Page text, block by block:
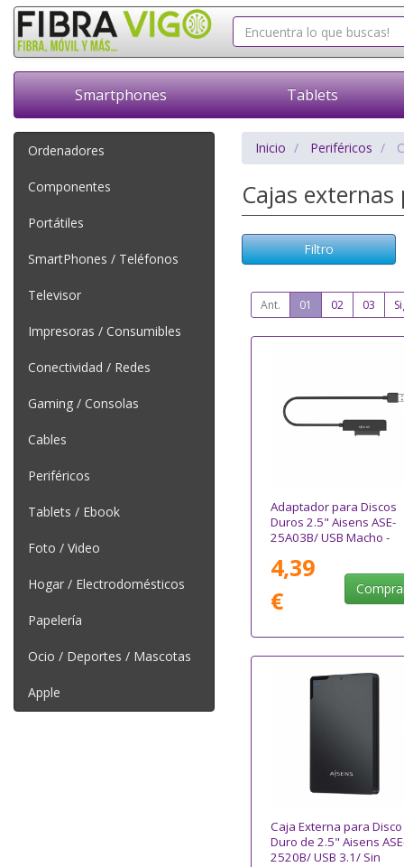
Smartphones Tablets
Ordenadores
Componentes
Portátiles
SmartPhones / Teléfonos
Televisor
Impresoras / Consumibles
Conectividad / Redes
Gaming / Consolas
Cables
Periféricos
Tablets / Ebook
Foto / Video
Hogar / Electrodomésticos
Papelería
Ocio / Deportes / Mascotas
Apple
Inicio Periféricos
Cajas
Filtro
Ant. 01 02 03
Adaptador para Discos
Duros 2.5" Aisens ASE-
25A03B/ USB Macho -
4,39
€
Caja Externa para Disco
Duro de 2.5" Aisens
2520B/ USB 3.1/ Sin